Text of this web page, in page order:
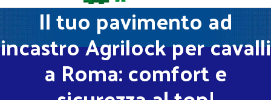
Il tuo pavimento ad
incastro Agrilock per cavalli
a Roma: comfort e